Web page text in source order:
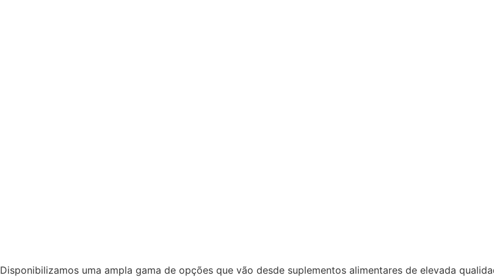
Disponibilizamos uma ampla gama de opções que vão desde suplementos alimentares de elevada